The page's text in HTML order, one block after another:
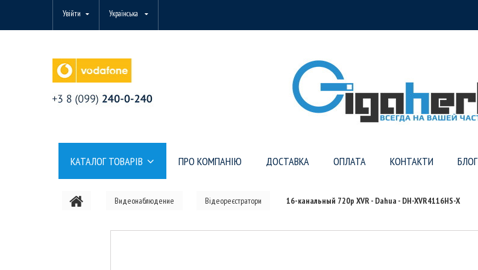
Увійти Українська
КАТАЛОГ ТОВАРІВ ПРО КОМПАНІЮ ДОСТАВКА ОПЛАТА КОНТАКТИ БЛОГ
Видеонаблюдение Відеореєстратори 16-канальный 720p XVR - Dahua - DH-XVR4116HS-X